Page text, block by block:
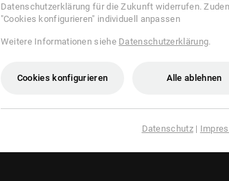
Datenschutzerklärung für die Zukunft widerrufen.
"Cookies konfigurieren" individuell anpassen
Weitere Informationen siehe Datenschutzerklärung.
Cookies konfigurieren Alle ablehnen
Datenschutz|